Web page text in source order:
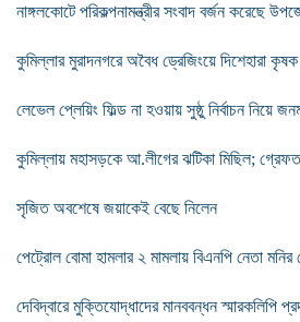
নাঙ্গলকোটে পরিকল্পনামন্ত্রীর সংবাদ বর্জন করেছে
কুমিল্লার মুরাদনগরে অবৈধ ড্রেজিংয়ে দিশেহারা কৃষক
লেভেল প্লেয়িং ফিল্ড না হওয়ায় সুষ্ঠু নির্বাচন
কুমিল্লায় মহাসড়কে আ.লীগের ঝটিকা মিছিল;
সৃজিত অবশেষে জয়াকেই বেছে নিলেন
পেট্রোল বোমা হামলার ২ মামলায় বিএনপি নেতা মনির
দেবিদ্বারে মুক্তিযোদ্ধাদের মানববন্ধন স্মারকলিপি